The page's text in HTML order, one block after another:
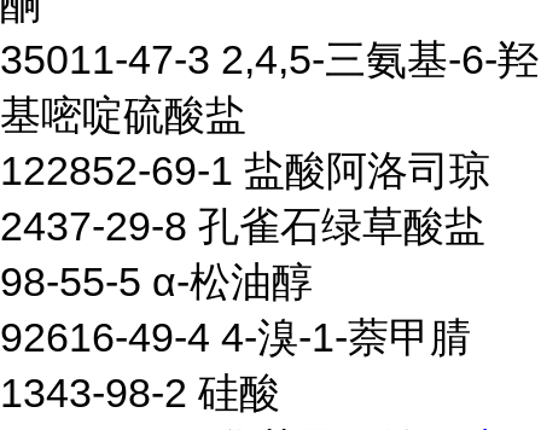
35011-47-3 2,4,5-三氨基-6-羟
基嘧啶硫酸盐
122852-69-1 盐酸阿洛司琼
2437-29-8 孔雀石绿草酸盐
98-55-5 α-松油醇
92616-49-4 4-溴-1-萘甲腈
1343-98-2 硅酸